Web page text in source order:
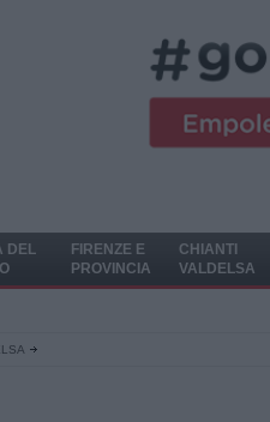
DEL
FIRENZE E
PROVINCIA
CHIANTI
VALDELSA